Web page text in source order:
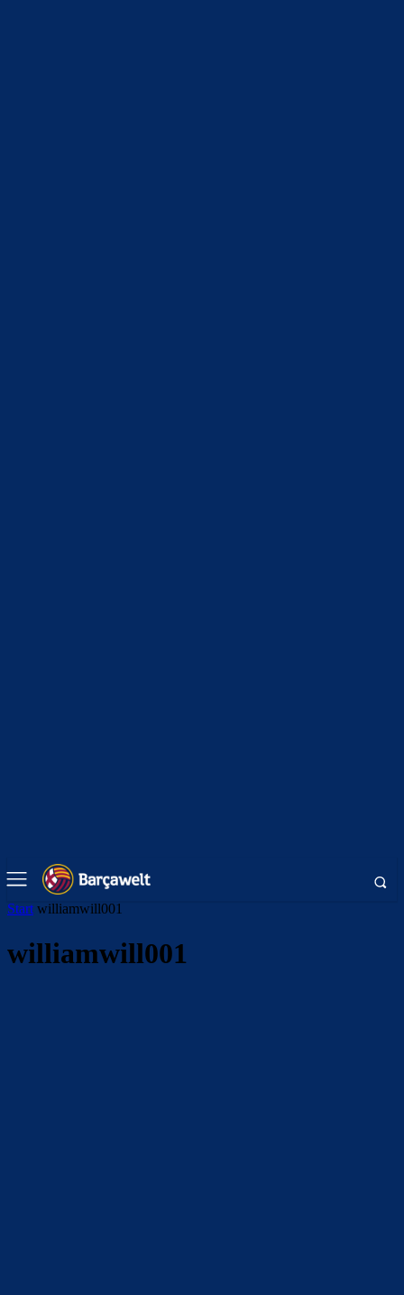
Start williamwill001
williamwill001